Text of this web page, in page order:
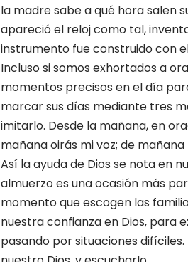
la madre sabe a qué hora salen
apareció el reloj como tal,
instrumento fue construido con
Incluso si somos exhortados a
momentos precisos en el día
marcar sus días mediante tres
imitarlo. Desde la mañana, en
mañana oirás mi voz; de
Así la ayuda de Dios se nota en
almuerzo es una ocasión más
momento que escogen las
nuestra confianza en Dios, para
pasando por situaciones